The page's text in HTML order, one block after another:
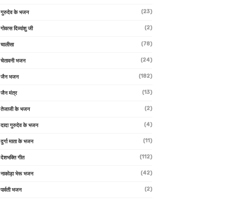
गुरुदेव के भजन (23)
गोवत्स दिव्यांशु जी (2)
चालीसा (78)
चेतावनी भजन (24)
जैन भजन (182)
जैन मंत्र (13)
तेजाजी के भजन (2)
दादा गुरुदेव के भजन (4)
दुर्गा माता के भजन (11)
देशभक्ति गीत (112)
नाकोड़ा भेरू भजन (42)
पार्वती भजन (2)